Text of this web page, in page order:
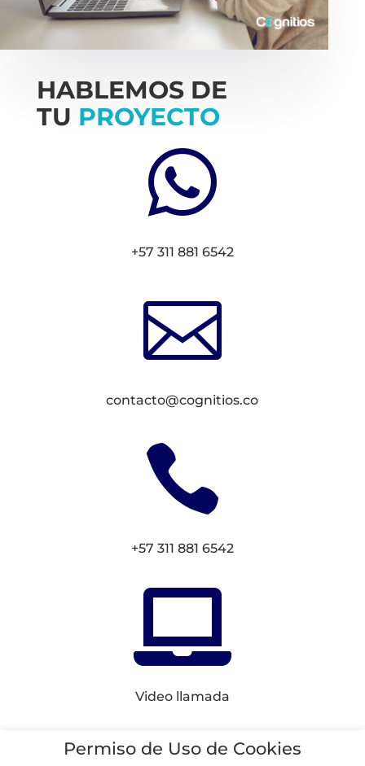
HABLEMOS DE
TU PROYECTO

+57 311 881 6542

contacto@cognitios.co

+57 311 881 6542

Video llamada
Conectemos enRedes
Permiso de Uso de Cookies